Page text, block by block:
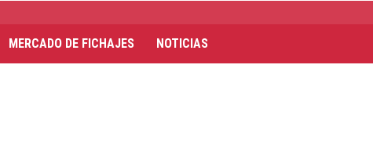
MERCADO DE FICHAJES NOTICIAS